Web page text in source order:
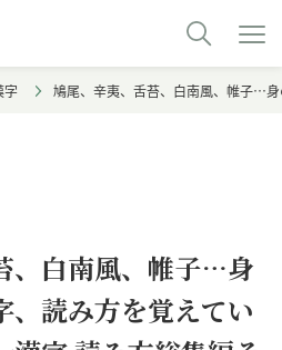
字 鳩尾、辛夷、舌苔、白南風、帷子…
、白南風、帷子…身
、読み方を覚えてい